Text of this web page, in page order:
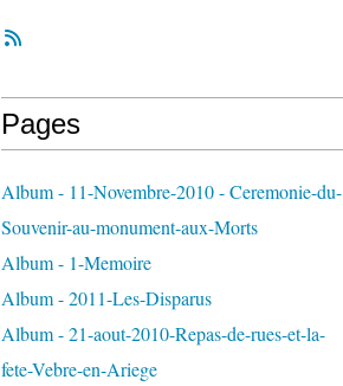
Pages
Album - 11-Novembre-2010 - Ceremonie-du-
Souvenir-au-monument-aux-Morts
Album - 1-Memoire
Album - 2011-Les-Disparus
Album - 21-aout-2010-Repas-de-rues-et-la-
fete-Vebre-en-Ariege